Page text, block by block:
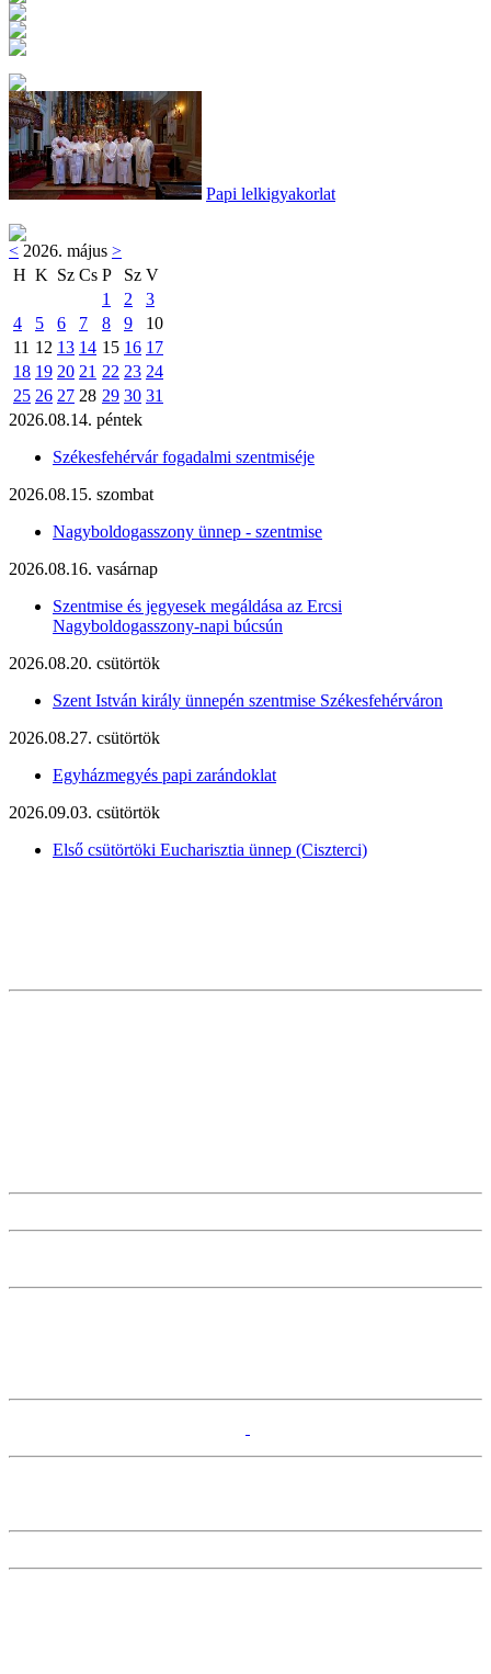
Papi lelkigyakorlat
< 2026. május >
H K Sz Cs P Sz V
1
2
3
4
5 6 7 8 9
10
11 12 13 14 15 16 17
18 19 20 21 22 23 24
25 26 27 28 29 30 31
2026.08.14. péntek
Székesfehérvár fogadalmi szentmiséje
2026.08.15. szombat
Nagyboldogasszony ünnep - szentmise
2026.08.16. vasárnap
Szentmise és jegyesek megáldása az Ercsi
Nagyboldogasszony-napi búcsún
2026.08.20. csütörtök
Szent István király ünnepén szentmise Székesfehérváron
2026.08.27. csütörtök
Egyházmegyés papi zarándoklat
2026.09.03. csütörtök
Első csütörtöki Eucharisztia ünnep (Ciszterci)